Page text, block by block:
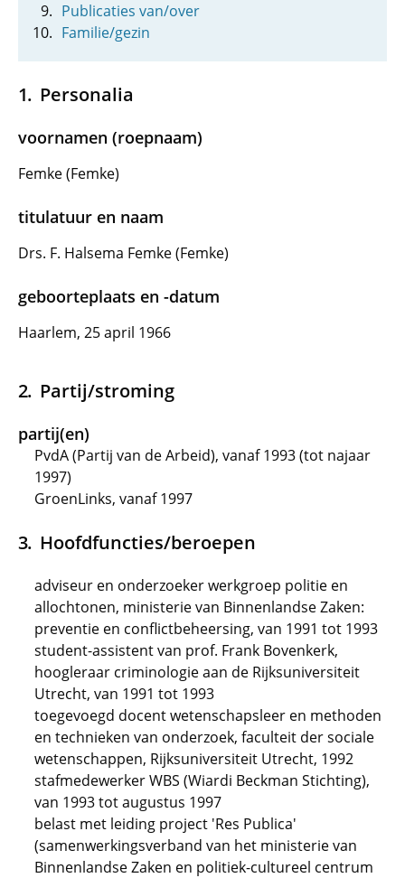
Publicaties van/over
Familie/gezin
Personalia
voornamen (roepnaam)
Femke (Femke)
titulatuur en naam
Drs. F. Halsema Femke (Femke)
geboorteplaats en -datum
Haarlem, 25 april 1966
Partij/stroming
partij(en)
PvdA (Partij van de Arbeid), vanaf 1993 (tot najaar
1997)
GroenLinks, vanaf 1997
Hoofdfuncties/beroepen
adviseur en onderzoeker werkgroep politie en
allochtonen, ministerie van Binnenlandse Zaken:
preventie en conflictbeheersing, van 1991 tot 1993
student-assistent van prof. Frank Bovenkerk,
hoogleraar criminologie aan de Rijksuniversiteit
Utrecht, van 1991 tot 1993
toegevoegd docent wetenschapsleer en methoden
en technieken van onderzoek, faculteit der sociale
wetenschappen, Rijksuniversiteit Utrecht, 1992
stafmedewerker WBS (Wiardi Beckman Stichting),
van 1993 tot augustus 1997
belast met leiding project 'Res Publica'
(samenwerkingsverband van het ministerie van
Binnenlandse Zaken en politiek-cultureel centrum